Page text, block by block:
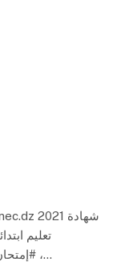
#إمتحان_نهاية_مرحلة_التعليم_الابتدائي دورة 2021 ،…